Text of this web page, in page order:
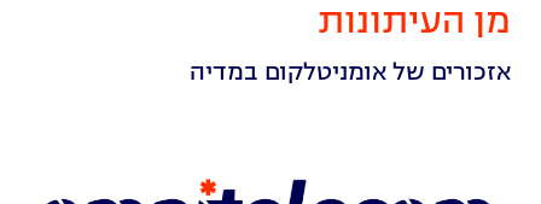
מן העיתונות
אזכורים של אומניטלקום במדיה